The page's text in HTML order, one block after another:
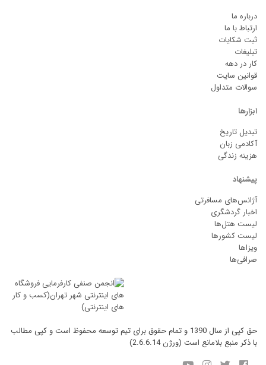
درباره ما
ارتباط با ما
ثبت شکایات
تبلیغات
کار در دهه
قوانین سایت
سوالات متداول
ابزارها
تبدیل تاریخ
آکادمی زبان
هزینه زندگی
پیشنهاد
آژانس‌های مسافرتی
اخبار گردشگری
لیست هتل‌ها
لیست کشورها
ویزاها
صرافی‌ها
حق کپی از سال 1390 و تمام حقوق برای تیم توسعه محفوظ است و کپی مطالب
با ذکر منبع بلامانع است (ورژن 2.6.6.14)